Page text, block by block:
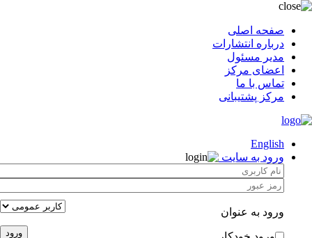
صفحه اصلی
درباره انتشارات
مدیر مسئول
اعضای مرکز
تماس با ما
مرکز پشتیبانی
English
ورود به سایت
ورود به عنوان